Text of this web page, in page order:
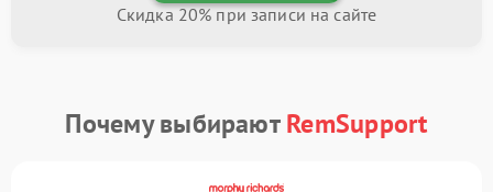
Скидка 20% при записи на сайте
Почему выбираютRemSupport